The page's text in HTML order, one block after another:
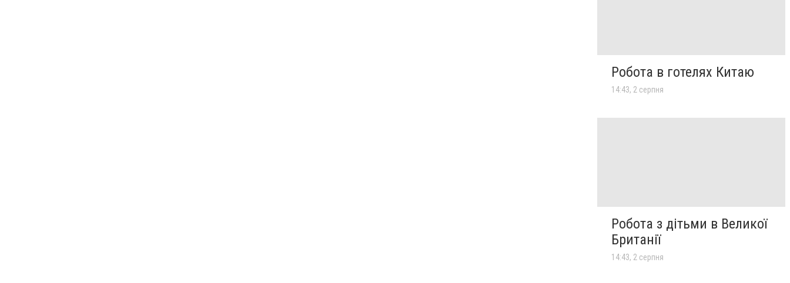
Робота в готелях Китаю
14:43, 2 серпня
Робота з дітьми в Великої
Британії
14:43, 2 серпня